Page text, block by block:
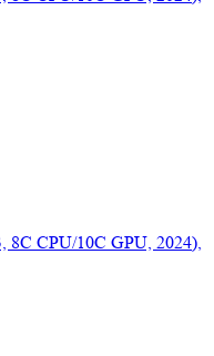
CPU/10C GPU, 2024),